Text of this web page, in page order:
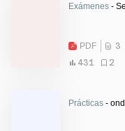
Exámenes -
PDF
3
431
2
Prácticas -